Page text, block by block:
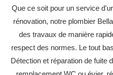
Que ce soit pour un service
rénovation, notre plombier
des travaux de manière
respect des normes. Le tout
Détection et réparation de fuite